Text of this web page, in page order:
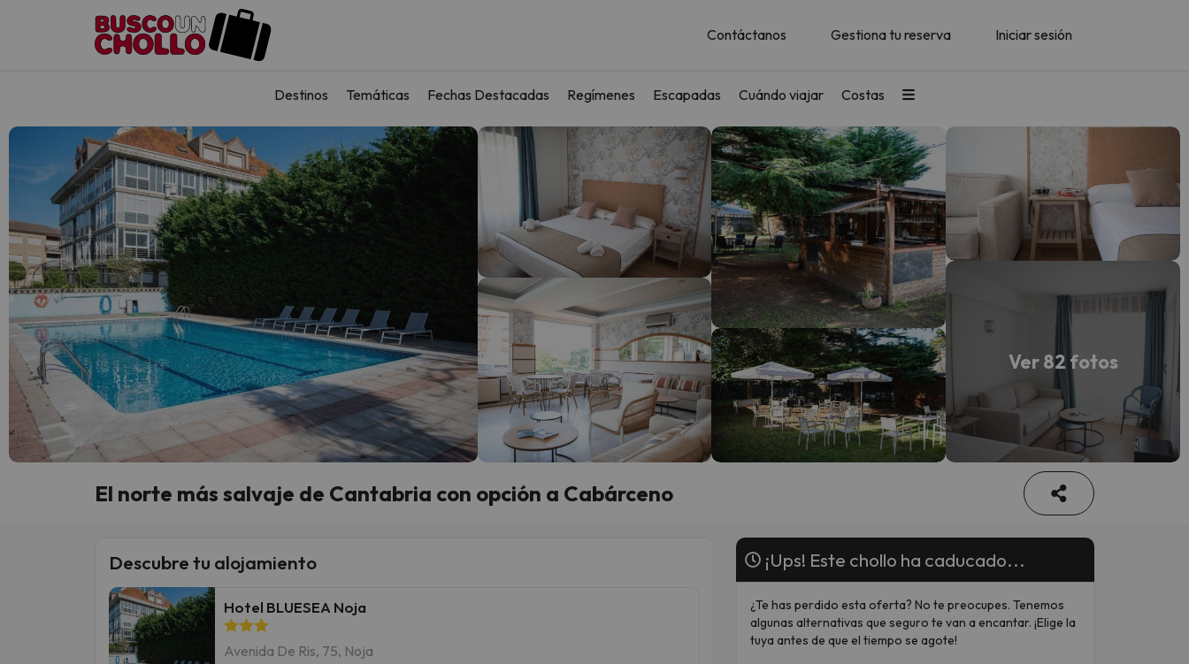
Contáctanos Gestiona tu reserva Iniciar sesión
Destinos Temáticas Fechas Destacadas Regímenes Escapadas Cuándo viajar Costas
Ver 82 fotos
El norte más salvaje de Cantabria con opción a Cabárceno
Descubre tu alojamiento
Hotel BLUESEA Noja
Avenida De Ris, 75, Noja
¡Ups! Este chollo ha caducado...
¿Te has perdido esta oferta? No te preocupes. Tenemos
algunas alternativas que seguro te van a encantar. ¡Elige la
tuya antes de que el tiempo se agote!